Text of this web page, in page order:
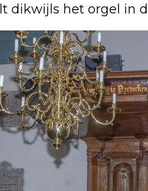
dikwijls het orgel in